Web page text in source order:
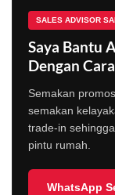
SALES ADVISOR
Saya Bantu
Dengan
Semakan
semakan
trade-in
pintu rumah.
WhatsApp